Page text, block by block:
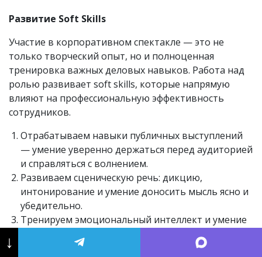
Развитие Soft Skills
Участие в корпоративном спектакле — это не
только творческий опыт, но и полноценная
тренировка важных деловых навыков. Работа над
ролью развивает soft skills, которые напрямую
влияют на профессиональную эффективность
сотрудников.
Отрабатываем навыки публичных выступлений
— умение уверенно держаться перед аудиторией
и справляться с волнением.
Развиваем сценическую речь: дикцию,
интонирование и умение доносить мысль ясно и
убедительно.
Тренируем эмоциональный интеллект и умение
считывать партнёра по сцене — навык, который
переносится и на командную работу в офисе.
↓